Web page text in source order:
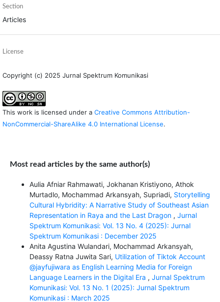
Section
Articles
License
Copyright (c) 2025 Jurnal Spektrum Komunikasi
This work is licensed under a Creative Commons Attribution-
NonCommercial-ShareAlike 4.0 International License.
Most read articles by the same author(s)
Aulia Afniar Rahmawati, Jokhanan Kristiyono, Athok
Murtadlo, Mochammad Arkansyah, Supriadi, Storytelling
Cultural Hybridity: A Narrative Study of Southeast Asian
Representation in Raya and the Last Dragon , Jurnal
Spektrum Komunikasi: Vol. 13 No. 4 (2025): Jurnal
Spektrum Komunikasi : December 2025
Anita Agustina Wulandari, Mochammad Arkansyah,
Deassy Ratna Juwita Sari, Utilization of Tiktok Account
@jayfujiwara as English Learning Media for Foreign
Language Learners in the Digital Era , Jurnal Spektrum
Komunikasi: Vol. 13 No. 1 (2025): Jurnal Spektrum
Komunikasi : March 2025